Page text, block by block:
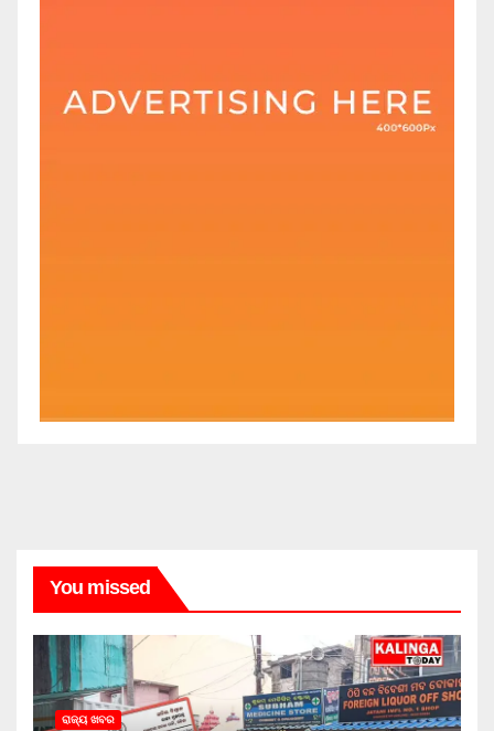
You missed
ରାଜ୍ୟ ଖବର